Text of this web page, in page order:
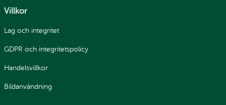
Villkor
Lag och integritet
GDPR och integritetspolicy
Handelsvillkor
Bildanvändning